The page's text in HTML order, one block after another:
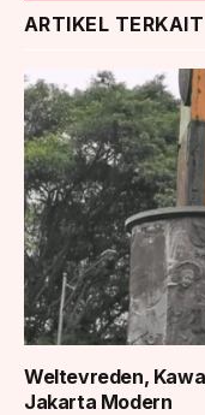
ARTIKEL TERKAIT
Weltevreden,
Jakarta Modern